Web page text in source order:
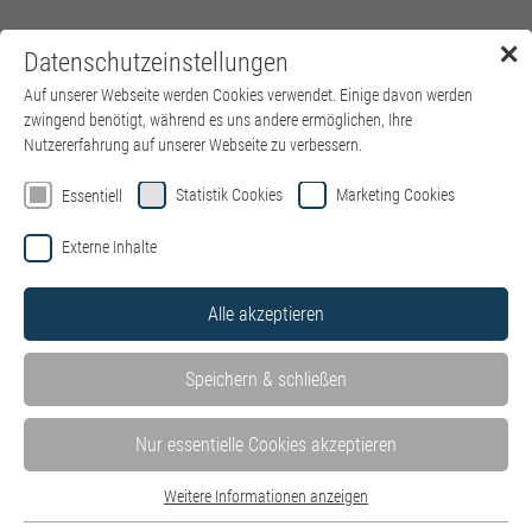
Menü
Bewirb Dich hier mit einem Klick!
✕
Datenschutzeinstellungen
Auf unserer Webseite werden Cookies verwendet. Einige davon werden
zwingend benötigt, während es uns andere ermöglichen, Ihre
Nutzererfahrung auf unserer Webseite zu verbessern.
Essentiell Statistik Cookies Marketing Cookies
Externe Inhalte
Alle akzeptieren
Speichern & schließen
Nur essentielle Cookies akzeptieren
Weitere Informationen anzeigen